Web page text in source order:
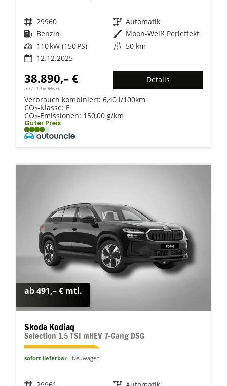
Fahrzeugnr. 29960 Getriebe Automatik
Kraftstoff Benzin Außenfarbe Moon-Weiß Perleffekt
Leistung 110 kW (150 PS) Kilometerstand 50 km
12.12.2025
38.890,– €
incl. 19% MwSt.
Details
Verbrauch kombiniert: 6,40 l/100km
CO2-Klasse: E
CO2-Emissionen: 150,00 g/km
Guter Preis
ab 491,– € mtl.
Skoda Kodiaq
Selection 1.5 TSI mHEV 7-Gang DSG
sofort lieferbar Neuwagen